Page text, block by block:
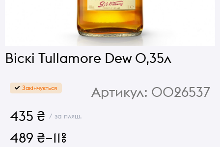
Віскі Tullamore Dew 0,35л
Закінчується Артикул: 0026537
435 ₴ / за пляш.
489 ₴–11%